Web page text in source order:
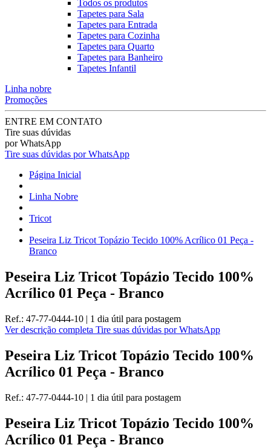
Todos os produtos
Tapetes para Sala
Tapetes para Entrada
Tapetes para Cozinha
Tapetes para Quarto
Tapetes para Banheiro
Tapetes Infantil
Linha nobre
Promoções
ENTRE EM CONTATO
Tire suas dúvidas
por WhatsApp
Tire suas dúvidas por WhatsApp
Página Inicial
Linha Nobre
Tricot
Peseira Liz Tricot Topázio Tecido 100% Acrílico 01 Peça -
Branco
Peseira Liz Tricot Topázio Tecido 100%
Acrílico 01 Peça - Branco
Ref.: 47-77-0444-10 | 1 dia útil para postagem
Ver descrição completa Tire suas dúvidas por WhatsApp
Peseira Liz Tricot Topázio Tecido 100%
Acrílico 01 Peça - Branco
Ref.: 47-77-0444-10 | 1 dia útil para postagem
Peseira Liz Tricot Topázio Tecido 100%
Acrílico 01 Peça - Branco